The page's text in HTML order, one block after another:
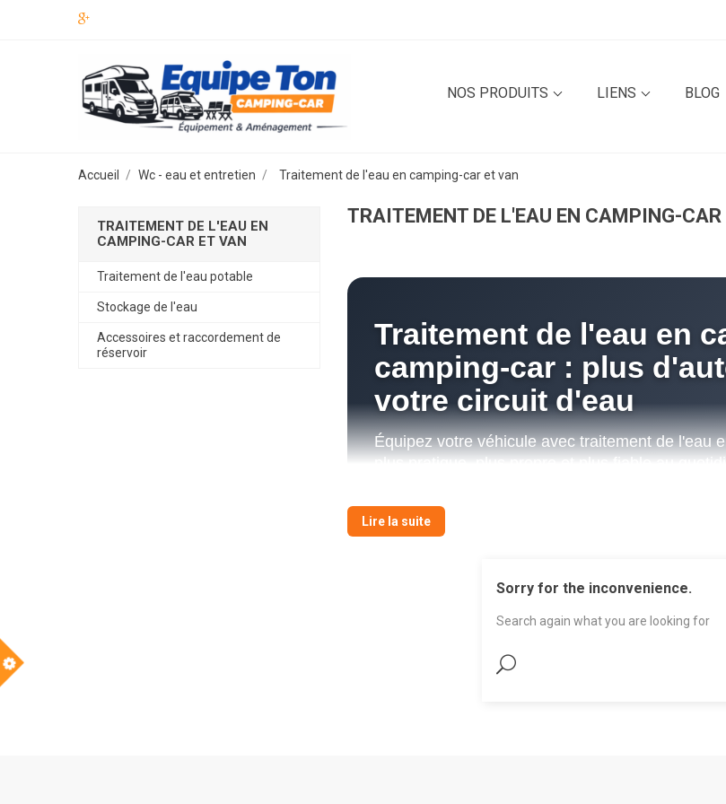
NOS PRODUITS LIENS BLOG
Accueil Wc - eau et entretien Traitement de l'eau en camping-car et van
TRAITEMENT DE L'EAU EN
CAMPING-CAR ET VAN
Traitement de l'eau potable
Stockage de l'eau
Accessoires et raccordement de
réservoir
TRAITEMENT DE L'EAU EN CAMPING-CAR
Traitement de l'eau en
camping-car : plus
votre circuit d'eau
Équipez votre véhicule avec traitement de l'eau
plus pratique, plus propre et plus fiable au
cuisine, la toilette et l'entretien.
Hygiène
Lire la suite
Sorry for the inconvenience.
Search again what you are looking for